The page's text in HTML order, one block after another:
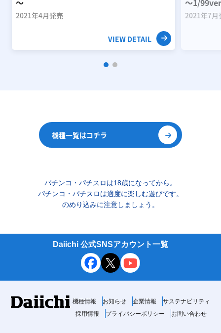
～
2021年4月発売
VIEW DETAIL
～1/
2021年7月
機種一覧はコチラ
パチンコ・パチスロは18歳になってから。
パチンコ・パチスロは適度に楽しむ遊びです。
のめり込みに注意しましょう。
Daiichi 公式SNSアカウント一覧
機種情報 お知らせ 企業情報
サステナビリティ
採用情報
プライバシーポリシー お問い合わせ